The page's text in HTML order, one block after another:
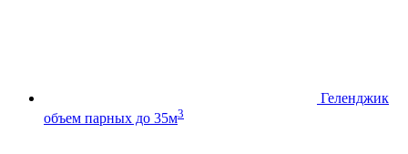
Геленджик
объем парных до 35м3